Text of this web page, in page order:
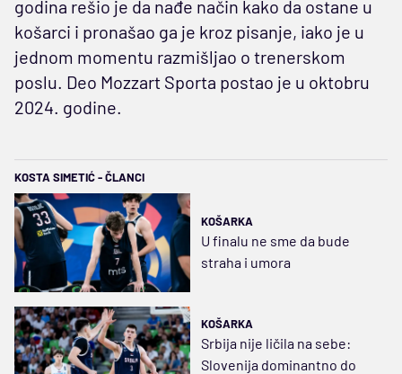
godina rešio je da nađe način kako da ostane u
košarci i pronašao ga je kroz pisanje, iako je u
jednom momentu razmišljao o trenerskom
poslu. Deo Mozzart Sporta postao je u oktobru
2024. godine.
KOSTA SIMETIĆ - ČLANCI
KOŠARKA
U finalu ne sme da bude
straha i umora
KOŠARKA
Srbija nije ličila na sebe:
Slovenija dominantno do